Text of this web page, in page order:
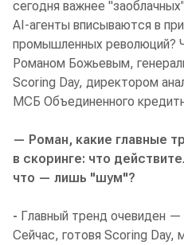
сегодня важнее
AI‑агенты вписываются в
промышленных революций?
Романом Божьевым,
Scoring Day, директором
МСБ Объединенного
— Роман, какие главные
в скоринге: что
что — лишь "шум"?
- Главный тренд очевиден —
Сейчас, готовя Scoring